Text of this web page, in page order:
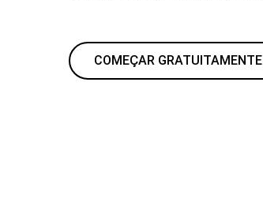
COMEÇAR GRATUITAMENTE